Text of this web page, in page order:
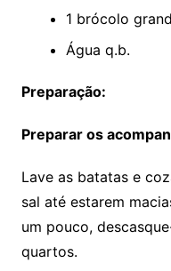
1 brócolo
Água q.b.
Preparação:
Preparar os
Lave as batatas e
sal até estarem
um pouco,
quartos.